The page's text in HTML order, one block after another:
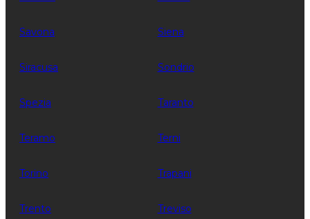
Savona Siena
Siracusa Sondrio
Spezia Taranto
Teramo Terni
Torino Trapani
Trento Treviso